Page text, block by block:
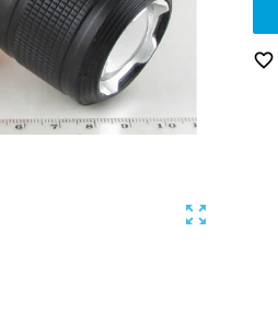

favorite_border